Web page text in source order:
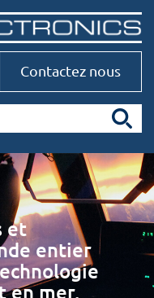
Contactez nous
et
entier
en mer.